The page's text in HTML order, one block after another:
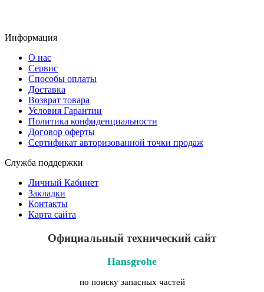
Информация
О нас
Сервис
Способы оплаты
Доставка
Возврат товара
Условия Гарантии
Политика конфиденциальности
Договор оферты
Сертификат авторизованной точки продаж
Служба поддержки
Личный Кабинет
Закладки
Контакты
Карта сайта
Официальный технический сайт
Hansgrohe
по поиску запасных частей